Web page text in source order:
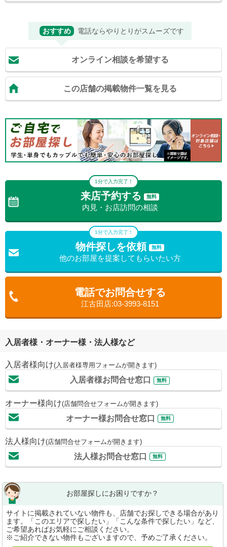
楽しまれています。 お部屋探しは不安がいっぱいだと思います
にサポート致します。 尚、ご多忙でなかなかお店にご来店可能
な時間がない、というお客様には、ご希望の条件を伺いメールや
ＬＩＮＥでのお部屋のご紹介も可能ですので、お気軽にご連絡下
さい。お部屋探しは是非、エイブル江古田店へ！！
おすすめ 電話ならやりとりがスムーズです
オンライン相談を希望する
この店舗の掲載物件一覧を見る
1分で入力完了！
来店予約する 無料
内見・お店訪問の相談
1分で入力完了！
物件探しを依頼 無料
他のお部屋を提案してもらいたい方
電話でお問合せする
江古田店:03-3993-8151
入居者様・オーナー様・法人様など
入居者様向け(入居者様専用フォームが開きます)
入居者様お問合せ窓口 無料
オーナー様向け(店舗問合せフォームが開きます)
オーナー様お問合せ窓口 無料
法人様向け(店舗問合せフォームが開きます)
法人様お問合せ窓口 無料
お部屋探しにお困りですか？
サイトに掲載されていない物件も、店舗でお探しできる場合があり
ます。「このエリアで探したい」「こんな条件で探したい」など、
ご希望あればお気軽にご相談ください。
※ご紹介できない物件もございますので、予めご了承ください。